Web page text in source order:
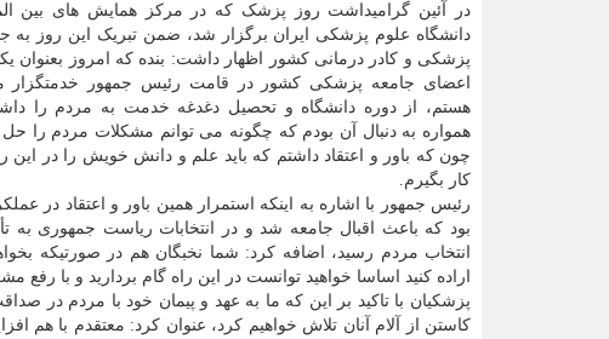
در آئین گرامیداشت روز پزشک که در مرکز همایش های بین
دانشگاه علوم پزشکی ایران برگزار شد، ضمن تبریک این روز به
پزشکی و کادر درمانی کشور اظهار داشت: بنده که امروز بعنوان
اعضای جامعه پزشکی کشور در قامت رئیس جمهور خدمتگزار
هستم، از دوره دانشگاه و تحصیل دغدغه خدمت به مردم را
همواره به دنبال آن بودم که چگونه می توانم مشکلات مردم را حل
چون که باور و اعتقاد داشتم که باید علم و دانش خویش را در این
کار بگیرم.
رئیس جمهور با اشاره به اینکه استمرار همین باور و اعتقاد در
بود که باعث اقبال جامعه شد و در انتخابات ریاست جمهوری به
انتخاب مردم رسید، اضافه کرد: شما نخبگان هم در صورتیکه
اراده کنید اساسا خواهید توانست در این راه گام بردارید و با رفع
پزشکیان با تاکید بر این که ما به عهد و پیمان خود با مردم در
کاستن از آلام آنان تلاش خواهیم کرد، عنوان کرد: معتقدم با هم